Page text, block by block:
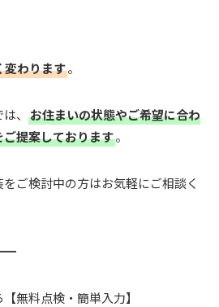
変わります。
、 お住まいの状態やご希望に合わ
提案しております。
ご検討中の方はお気軽にご相談く
無料点検・簡単入力】